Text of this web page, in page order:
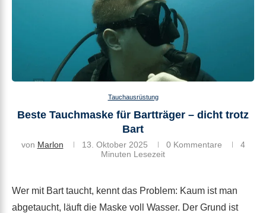
Tauchausrüstung
Beste Tauchmaske für Bartträger – dicht trotz
Bart
von Marlon 13. Oktober 2025 0 Kommentare
4
Minuten Lesezeit
Wer mit Bart taucht, kennt das Problem: Kaum ist man
abgetaucht, läuft die Maske voll Wasser. Der Grund ist